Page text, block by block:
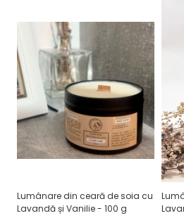
Lumânare din ceară de soia cu
Lavandă și Vanilie - 100 g